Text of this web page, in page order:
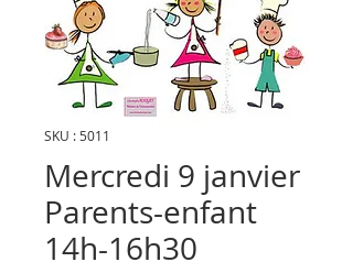
SKU : 5011
Mercredi 9 janvier
Parents-enfant
14h-16h30